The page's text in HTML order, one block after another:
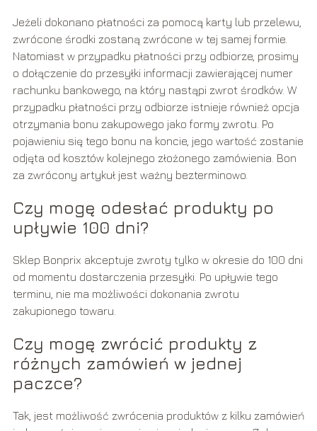
Jeżeli dokonano płatności za pomocą karty lub przelewu,
zwrócone środki zostaną zwrócone w tej samej formie.
Natomiast w przypadku płatności przy odbiorze, prosimy
o dołączenie do przesyłki informacji zawierającej numer
rachunku bankowego, na który nastąpi zwrot środków. W
przypadku płatności przy odbiorze istnieje również opcja
otrzymania bonu zakupowego jako formy zwrotu. Po
pojawieniu się tego bonu na koncie, jego wartość zostanie
odjęta od kosztów kolejnego złożonego zamówienia. Bon
za zwrócony artykuł jest ważny bezterminowo.
Czy mogę odesłać produkty po
upływie 100 dni?
Sklep Bonprix akceptuje zwroty tylko w okresie do 100 dni
od momentu dostarczenia przesyłki. Po upływie tego
terminu, nie ma możliwości dokonania zwrotu
zakupionego towaru.
Czy mogę zwrócić produkty z
różnych zamówień w jednej
paczce?
Tak, jest możliwość zwrócenia produktów z kilku zamówień